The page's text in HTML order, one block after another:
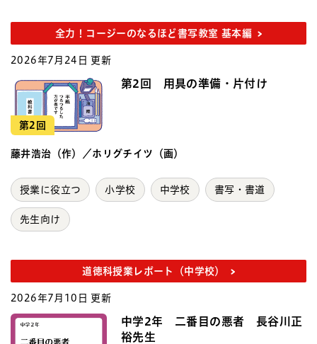
全力！コージーのなるほど書写教室 基本編
2026年7月24日 更新
第2回
第2回 用具の準備・片付け
藤井浩治（作）／ホリグチイツ（画）
授業に役立つ 小学校 中学校 書写・書道
先生向け
道徳科授業レポート（中学校）
2026年7月10日 更新
中学2年 二番目の悪者 長谷川正
裕先生